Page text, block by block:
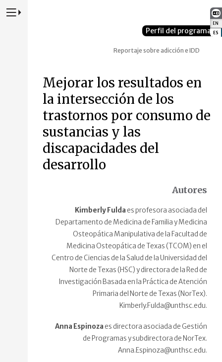
EN
ES
Presione para alternar la navegación principal del sitio web
Perfil del programa
Reportaje sobre adicción e IDD
Mejorar los resultados en
la intersección de los
trastornos por consumo de
sustancias y las
discapacidades del
desarrollo
Autores
Kimberly Fulda es profesora asociada del
Departamento de Medicina de Familia y Medicina
Osteopática Manipulativa de la Facultad de
Medicina Osteopática de Texas (TCOM) en el
Centro de Ciencias de la Salud de la Universidad del
Norte de Texas (HSC) y directora de la Red de
Investigación Basada en la Práctica de Atención
Primaria del Norte de Texas (NorTex).
Kimberly.Fulda@unthsc.edu.
Anna Espinoza es directora asociada de Gestión
de Programas y subdirectora de NorTex.
Anna.Espinoza@unthsc.edu.